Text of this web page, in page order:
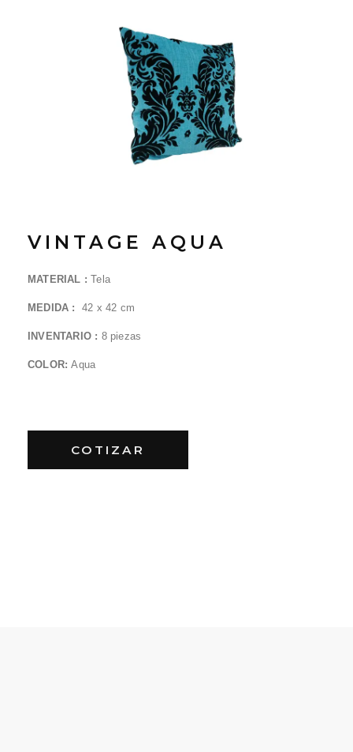
VINTAGE AQUA
MATERIAL : Tela
MEDIDA : 42 x 42 cm
INVENTARIO : 8piezas
COLOR:Aqua
COTIZAR